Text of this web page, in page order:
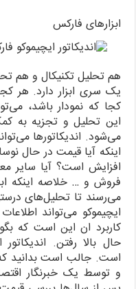
ابزارهای فارکس
هم تحلیل تکنیکال و هم
یک سری ابزار دارد. هر
کجا که نمودار باشد،
این تحلیل و تجزیه به
می‌شود. اندیکاتورها
اینکه آیا قیمت در حال
افزایش است؟ آیا سایر
فروش و … خلاصه اینکه
می‌رسند تا تحلیل‌های
ایچیموکو می‌تواند
کاربرد ان این است که
حال بالا رفتن.
و توسط یک خبرنگار